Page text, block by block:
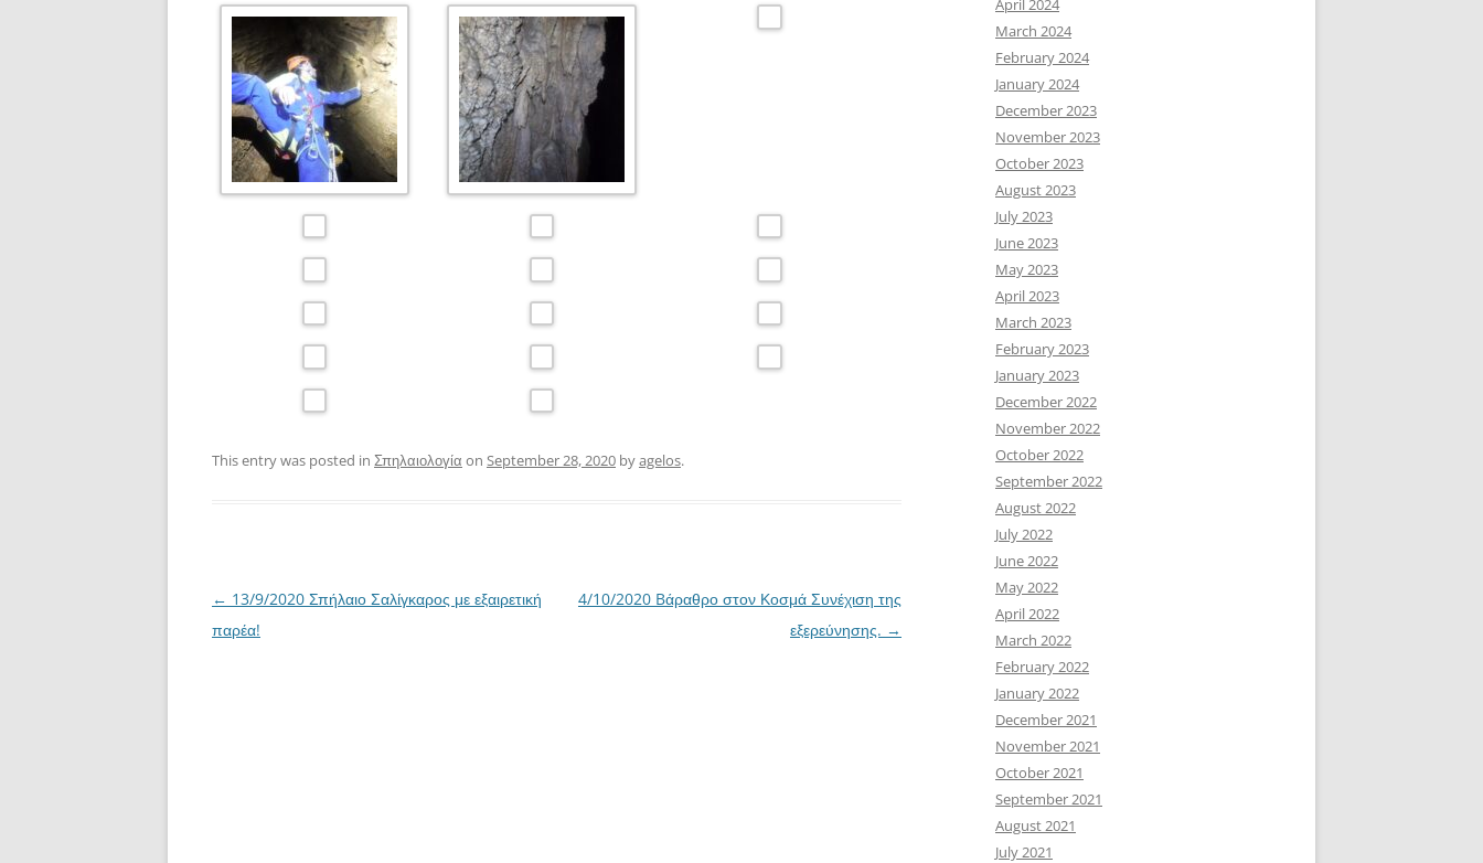
This entry was posted in Σπηλαιολογία on September 28, 2020 byagelos.
Post
navigation
← 13/9/2020 Σπήλαιο Σαλίγκαρος με εξαιρετική
παρέα!
4/10/2020 Bάραθρο στον Κοσμά Συνέχιση της
εξερεύνησης. →
April 2024
March 2024
February 2024
January 2024
December 2023
November 2023
October 2023
August 2023
July 2023
June 2023
May 2023
April 2023
March 2023
February 2023
January 2023
December 2022
November 2022
October 2022
September 2022
August 2022
July 2022
June 2022
May 2022
April 2022
March 2022
February 2022
January 2022
December 2021
November 2021
October 2021
September 2021
August 2021
July 2021